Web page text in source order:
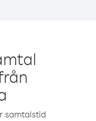
samtalstid